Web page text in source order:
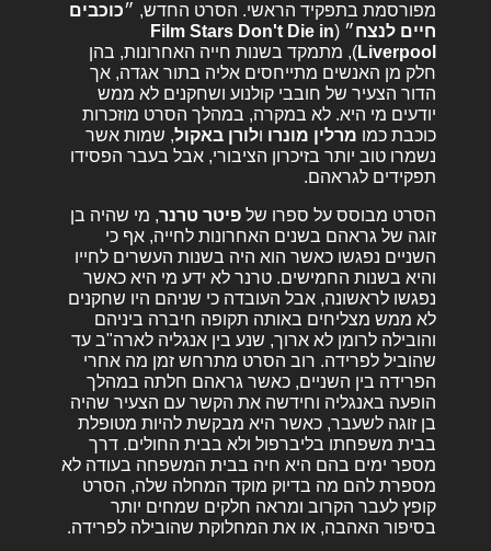
מפורסמת בתפקיד הראשי. הסרט החדש, ״כוכבים
חיים לנצח״ (Film Stars Don't Die in
Liverpool
), מתמקד בשנות חייה האחרונות, בהן
חלק מן האנשים מתייחסים אליה בתור אגדה, אך
הדור הצעיר של חובבי קולנוע ושחקנים לא ממש
יודעים מי היא. לא במקרה, במהלך הסרט מוזכרות
כוכבת כמו מרלין מונרו ולורן באקול, שמות אשר
נשמרו טוב יותר בזיכרון הציבורי, אבל בעבר הפסידו
תפקידים לגראהם.
הסרט מבוסס על ספרו של פיטר טרנר, מי שהיה בן
זוגה של גראהם בשנים האחרונות לחייה, אף כי
השניים נפגשו כאשר הוא היה בשנות העשרים לחייו
והיא בשנות החמישים. טרנר לא ידע מי היא כאשר
נפגשו לראשונה, אבל העובדה כי שניהם היו שחקנים
לא ממש מצליחים באותה תקופה חיברה ביניהם
והובילה לרומן לא ארוך, שנע בין אנגליה לארה"ב עד
שהוביל לפרידה. רוב הסרט מתרחש זמן מה אחרי
הפרידה בין השניים, כאשר גראהם חלתה במהלך
הופעה באנגליה וחידשה את הקשר עם הצעיר שהיה
בן זוגה לשעבר, כאשר היא מבקשת להיות מטופלת
בבית משפחתו בליברפול ולא בבית החולים. דרך
מספר ימים בהם היא חיה בבית המשפחה בעודה לא
מספרת להם מה בדיוק מוקד המחלה שלה, הסרט
קופץ לעבר הקרוב ומראה חלקים שמחים יותר
בסיפור האהבה, או את המחלוקת שהובילה לפרידה.